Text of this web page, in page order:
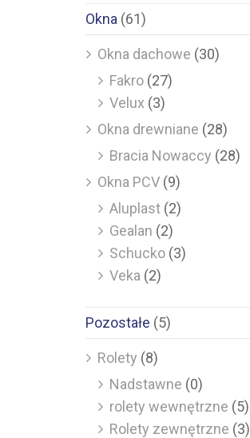
Okna (61)
Okna dachowe (30)
Fakro (27)
Velux (3)
Okna drewniane (28)
Bracia Nowaccy (28)
Okna PCV (9)
Aluplast (2)
Gealan (2)
Schucko (3)
Veka (2)
Pozostałe (5)
Rolety (8)
Nadstawne (0)
rolety wewnętrzne (5)
Rolety zewnętrzne (3)